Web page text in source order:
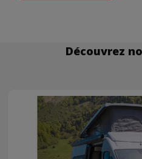
Découvrez